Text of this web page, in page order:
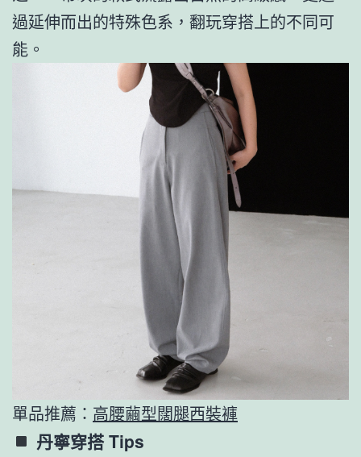
過延伸而出的特殊色系，翻玩穿搭上的不同可
能。
單品推薦： 高腰繭型闊腿西裝褲
丹寧穿搭 Tips